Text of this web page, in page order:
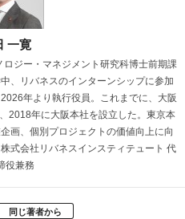
一寛
ジー・マネジメント研究科博士前期課
、リバネスのインターンシップに参加
年より執行役員。これまでに、大阪
2018年に大阪本社を設立した。東京本
画、個別プロジェクトの価値向上に向
式会社リバネスインスティテュート 代
役兼務
同じ著者から